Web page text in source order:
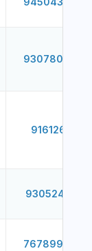
9307809280
9161261111
9305240431
7678999978